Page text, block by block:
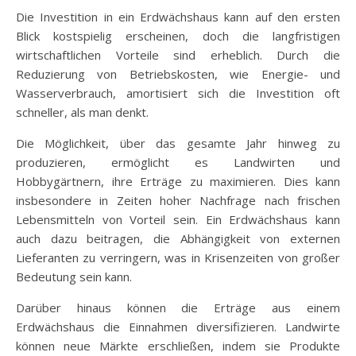
Die Investition in ein Erdwächshaus kann auf den ersten
Blick kostspielig erscheinen, doch die langfristigen
wirtschaftlichen Vorteile sind erheblich. Durch die
Reduzierung von Betriebskosten, wie Energie- und
Wasserverbrauch, amortisiert sich die Investition oft
schneller, als man denkt.
Die Möglichkeit, über das gesamte Jahr hinweg zu
produzieren, ermöglicht es Landwirten und
Hobbygärtnern, ihre Erträge zu maximieren. Dies kann
insbesondere in Zeiten hoher Nachfrage nach frischen
Lebensmitteln von Vorteil sein. Ein Erdwächshaus kann
auch dazu beitragen, die Abhängigkeit von externen
Lieferanten zu verringern, was in Krisenzeiten von großer
Bedeutung sein kann.
Darüber hinaus können die Erträge aus einem
Erdwächshaus die Einnahmen diversifizieren. Landwirte
können neue Märkte erschließen, indem sie Produkte